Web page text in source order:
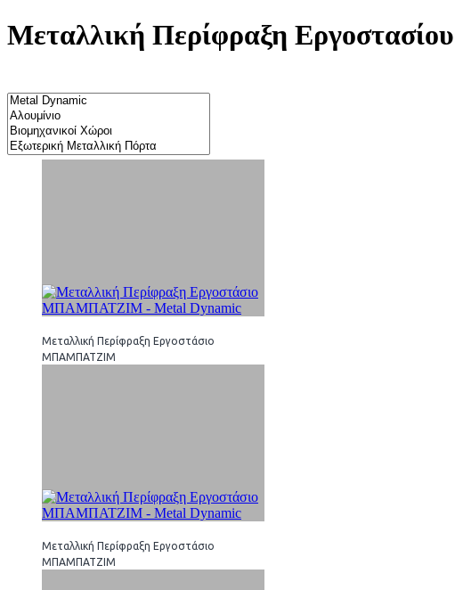
Μεταλλική Περίφραξη Εργοστασίου
Μεταλλική Περίφραξη Εργοστάσιο
ΜΠΑΜΠΑΤΖΙΜ
Μεταλλική Περίφραξη Εργοστάσιο
ΜΠΑΜΠΑΤΖΙΜ